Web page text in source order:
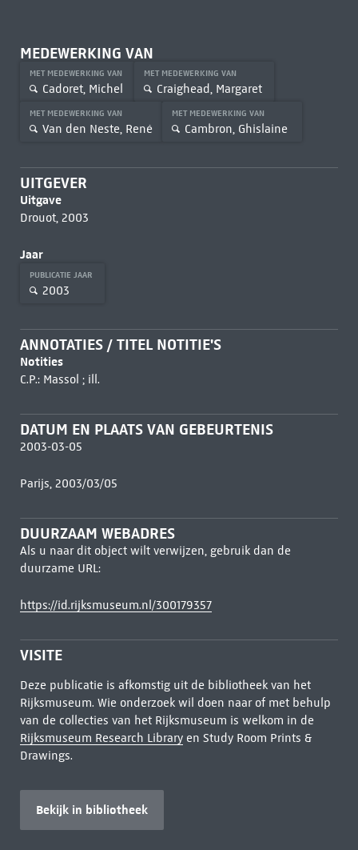
MEDEWERKING VAN
MET MEDEWERKING VAN
Cadoret, Michel
MET MEDEWERKING VAN
Craighead, Margaret
MET MEDEWERKING VAN
Van den Neste, René
MET MEDEWERKING VAN
Cambron, Ghislaine
UITGEVER
Uitgave
Drouot, 2003
Jaar
PUBLICATIE JAAR
2003
ANNOTATIES / TITEL NOTITIE'S
Notities
C.P.: Massol ; ill.
DATUM EN PLAATS VAN GEBEURTENIS
2003-03-05
Parijs, 2003/03/05
DUURZAAM WEBADRES
Als u naar dit object wilt verwijzen, gebruik dan de
duurzame URL:
https://id.rijksmuseum.nl/300179357
VISITE
Deze publicatie is afkomstig uit de bibliotheek van het
Rijksmuseum. Wie onderzoek wil doen naar of met behulp
van de collecties van het Rijksmuseum is welkom in de
Rijksmuseum Research Libraryen Study Room Prints &
Drawings.
Bekijk in bibliotheek